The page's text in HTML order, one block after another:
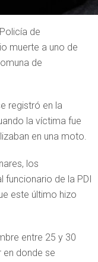
de
muerte a uno de
de
registró en la
la víctima fue
en una moto.
los
de la PDI
este último hizo
entre 25 y 30
en donde se